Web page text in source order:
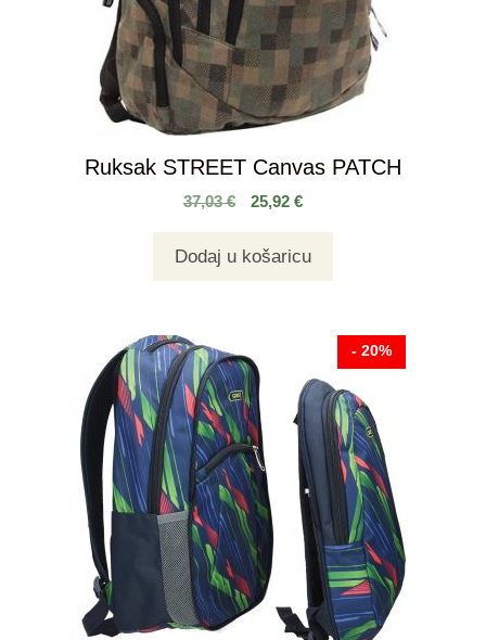
Ruksak STREET Canvas PATCH
37,03€ 25,92 €
Dodaj u košaricu
- 20%